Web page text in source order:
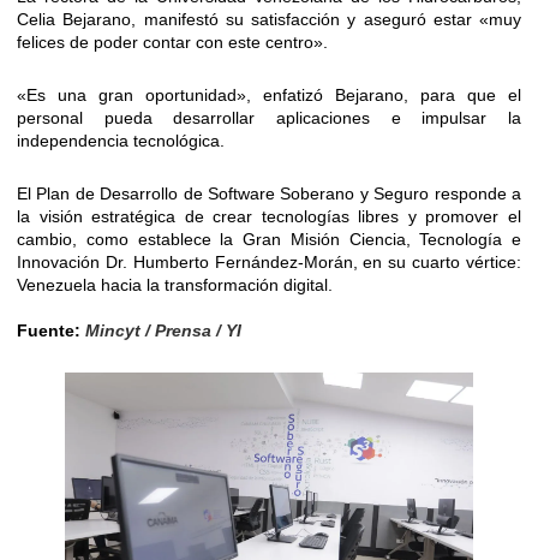
Celia Bejarano, manifestó su satisfacción y aseguró estar «muy
felices de poder contar con este centro».
«Es una gran oportunidad», enfatizó Bejarano, para que el
personal pueda desarrollar aplicaciones e impulsar la
independencia tecnológica.
El Plan de Desarrollo de Software Soberano y Seguro responde a
la visión estratégica de crear tecnologías libres y promover el
cambio, como establece la Gran Misión Ciencia, Tecnología e
Innovación Dr. Humberto Fernández-Morán, en su cuarto vértice:
Venezuela hacia la transformación digital.
Fuente: Mincyt / Prensa / YI